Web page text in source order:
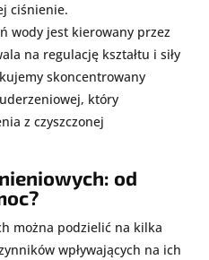
ciśnienie.
wody jest kierowany przez
na regulację kształtu i siły
skoncentrowany
który
z czyszczonej
od
można podzielić na kilka
wpływających na ich